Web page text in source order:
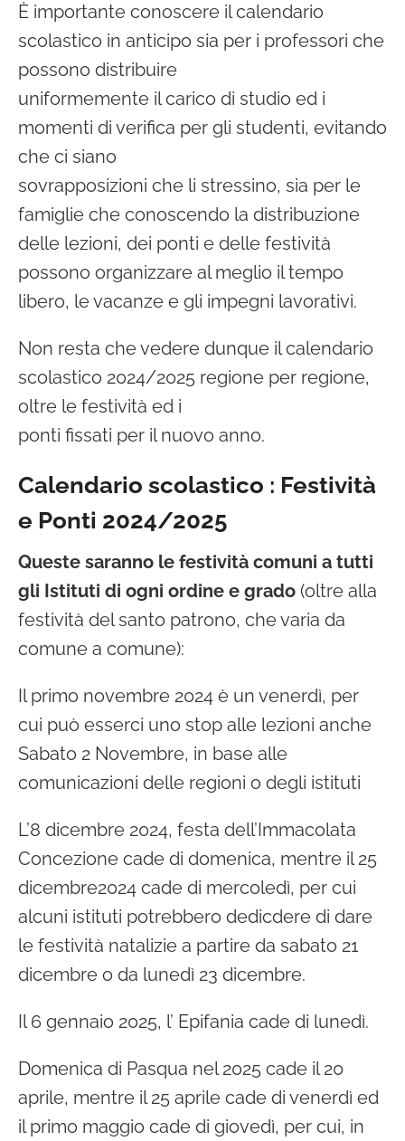
È importante conoscere il calendario
scolastico in anticipo sia per i professori che
possono distribuire
uniformemente il carico di studio ed i
momenti di verifica per gli studenti, evitando
che ci siano
sovrapposizioni che li stressino, sia per le
famiglie che conoscendo la distribuzione
delle lezioni, dei ponti e delle festività
possono organizzare al meglio il tempo
libero, le vacanze e gli impegni lavorativi.
Non resta che vedere dunque il calendario
scolastico 2024/2025 regione per regione,
oltre le festività ed i
ponti fissati per il nuovo anno.
Calendario scolastico : Festività
e Ponti 2024/2025
Queste saranno le festività comuni a tutti
gli Istituti di ogni ordine e grado (oltre alla
festività del santo patrono, che varia da
comune a comune):
Il primo novembre 2024 è un venerdì, per
cui può esserci uno stop alle lezioni anche
Sabato 2 Novembre, in base alle
comunicazioni delle regioni o degli istituti
L’8 dicembre 2024, festa dell’Immacolata
Concezione cade di domenica, mentre il 25
dicembre2024 cade di mercoledì, per cui
alcuni istituti potrebbero dedicdere di dare
le festività natalizie a partire da sabato 21
dicembre o da lunedì 23 dicembre.
Il 6 gennaio 2025, l’ Epifania cade di lunedì.
Domenica di Pasqua nel 2025 cade il 20
aprile, mentre il 25 aprile cade di venerdì ed
il primo maggio cade di giovedì, per cui, in